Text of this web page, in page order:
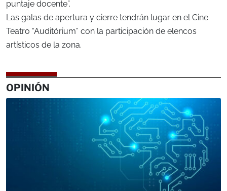
puntaje docente”.
Las galas de apertura y cierre tendrán lugar en el Cine
Teatro “Auditórium” con la participación de elencos
artísticos de la zona.
OPINIÓN